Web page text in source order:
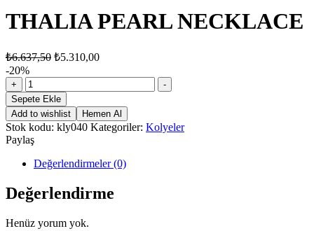
THALIA PEARL NECKLACE
₺6.637,50 ₺5.310,00
-20%
+
THALIA
PEARL
NECKLACE
adet
-
Sepete Ekle
Add to wishlist
Hemen Al
Stok kodu: kly040 Kategoriler: Kolyeler
Paylaş
Değerlendirmeler (0)
Değerlendirme
Henüz yorum yok.